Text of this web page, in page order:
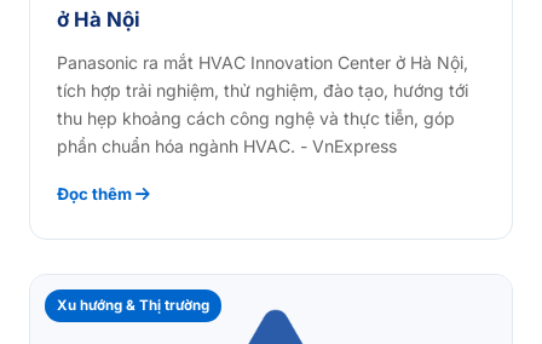
ở Hà Nội
Panasonic ra mắt HVAC Innovation Center ở Hà Nội,
tích hợp trải nghiệm, thử nghiệm, đào tạo, hướng tới
thu hẹp khoảng cách công nghệ và thực tiễn, góp
phần chuẩn hóa ngành HVAC. - VnExpress
Đọc thêm
Xu hướng & Thị trường